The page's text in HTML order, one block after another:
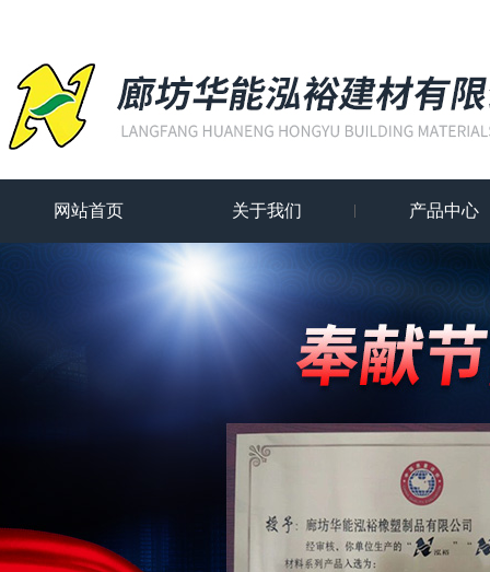
网站首页 关于我们 产品中心